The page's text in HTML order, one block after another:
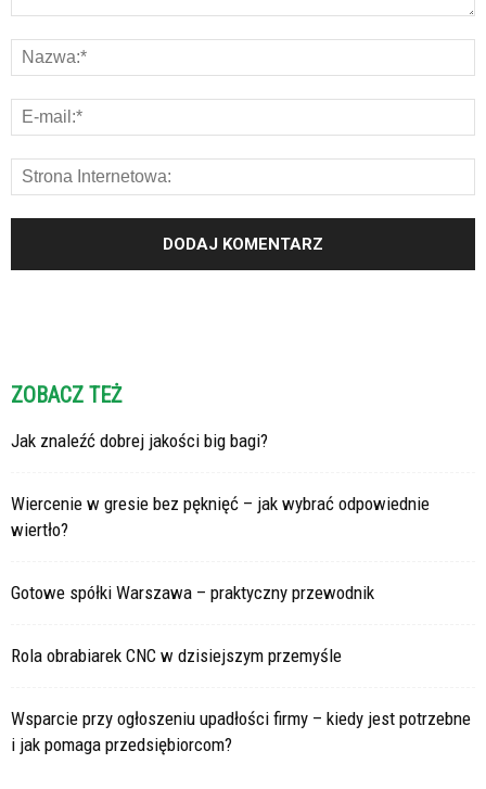
ZOBACZ TEŻ
Jak znaleźć dobrej jakości big bagi?
Wiercenie w gresie bez pęknięć – jak wybrać odpowiednie
wiertło?
Gotowe spółki Warszawa – praktyczny przewodnik
Rola obrabiarek CNC w dzisiejszym przemyśle
Wsparcie przy ogłoszeniu upadłości firmy – kiedy jest potrzebne
i jak pomaga przedsiębiorcom?